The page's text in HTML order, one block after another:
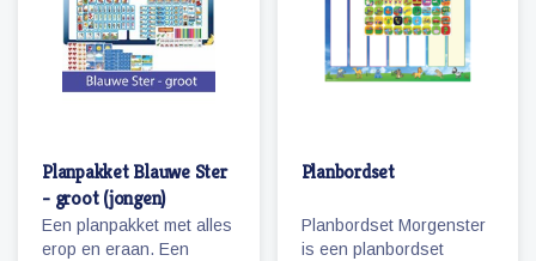
Planpakket Blauwe Ster
- groot (jongen)
Een planpakket met alles
erop en eraan. Een
Planbordset
Planbordset Morgenster
is een planbordset